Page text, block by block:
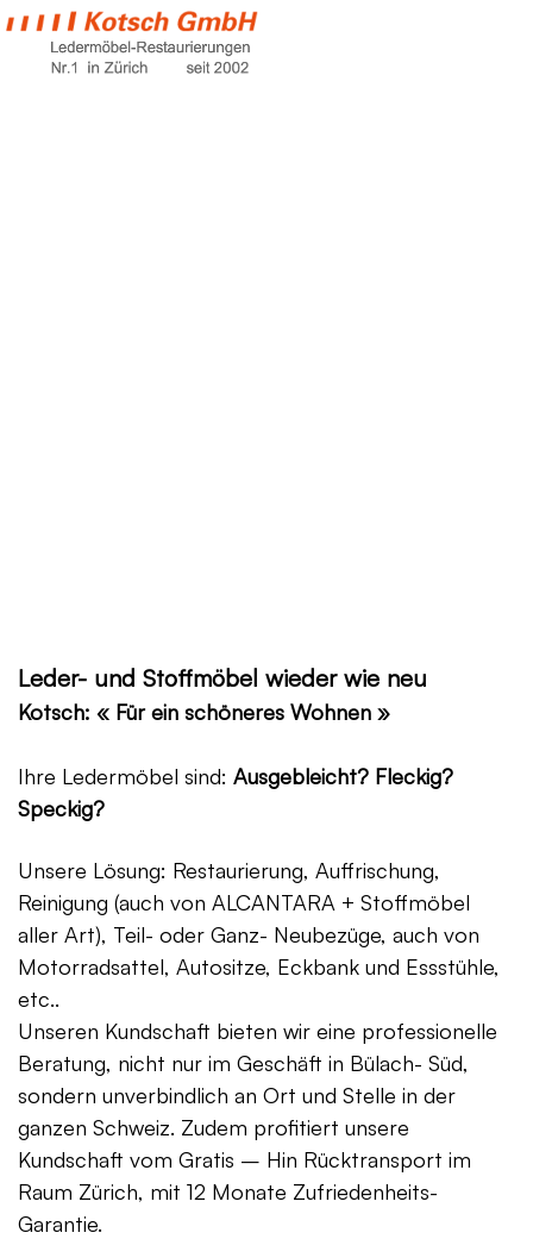
Leder- und Stoffmöbel wieder wie neu
Kotsch: « Für ein schöneres Wohnen »
Ihre Ledermöbel sind: Ausgebleicht? Fleckig?
Speckig?
Unsere Lösung: Restaurierung, Auffrischung,
Reinigung (auch von ALCANTARA + Stoffmöbel
aller Art), Teil- oder Ganz- Neubezüge, auch von
Motorradsattel, Autositze, Eckbank und Essstühle,
etc..
Unseren Kundschaft bieten wir eine professionelle
Beratung, nicht nur im Geschäft in Bülach- Süd,
sondern unverbindlich an Ort und Stelle in der
ganzen Schweiz. Zudem profitiert unsere
Kundschaft vom Gratis – Hin Rücktransport im
Raum Zürich, mit 12 Monate Zufriedenheits-
Garantie.